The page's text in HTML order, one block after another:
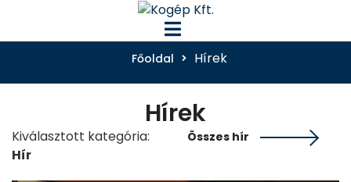
Főoldal Hírek
Hírek
Kiválasztott kategória:
Hír
Összes hír